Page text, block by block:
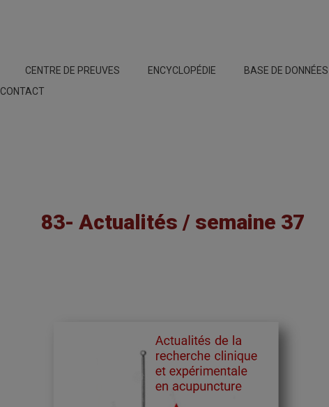
CENTRE DE PREUVES ENCYCLOPÉDIE BASE DE
CONTACT
83- Actualités / semaine 37